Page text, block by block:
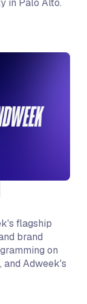
flagship
brand
on
and Adweek's